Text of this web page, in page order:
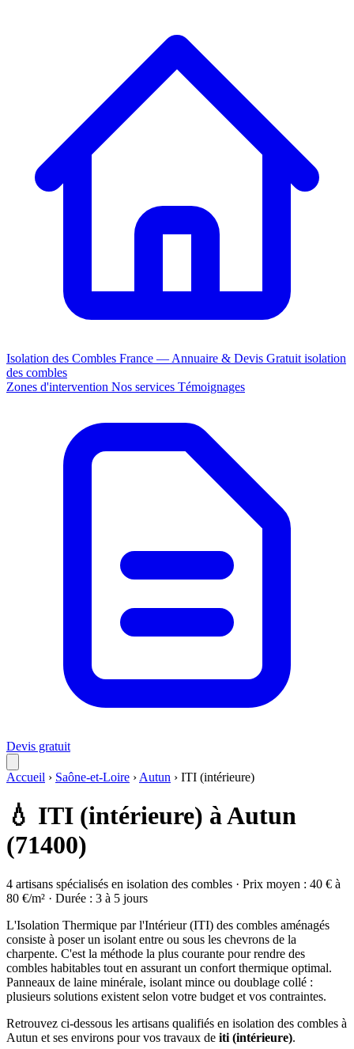
Isolation des Combles France — Annuaire & Devis Gratuit isolation
des combles
Zones d'intervention Nos services Témoignages
Devis gratuit
Accueil › Saône-et-Loire › Autun › ITI (intérieure)
💧 ITI (intérieure) à Autun
(71400)
4 artisans spécialisés en isolation des combles · Prix moyen : 40 € à
80 €/m² · Durée : 3 à 5 jours
L'Isolation Thermique par l'Intérieur (ITI) des combles aménagés
consiste à poser un isolant entre ou sous les chevrons de la
charpente. C'est la méthode la plus courante pour rendre des
combles habitables tout en assurant un confort thermique optimal.
Panneaux de laine minérale, isolant mince ou doublage collé :
plusieurs solutions existent selon votre budget et vos contraintes.
Retrouvez ci-dessous les artisans qualifiés en isolation des combles à
Autun et ses environs pour vos travaux de iti (intérieure).